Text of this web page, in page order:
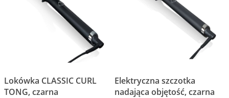
Lokówka CLASSIC CURL
TONG, czarna
Elektryczna szczotka
nadająca objętość, czarna